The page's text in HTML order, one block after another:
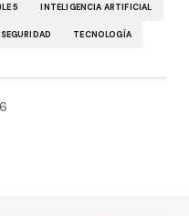
5 INTELIGENCIA ARTIFICIAL
SEGURIDAD TECNOLOGÍA